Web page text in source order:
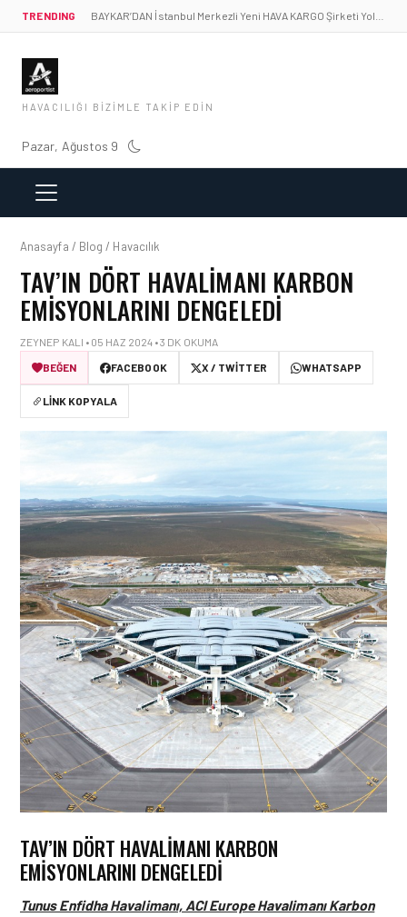
TRENDING
HAVACILIĞI BIZIMLE TAKIP EDIN
Pazar, Ağustos 9
Anasayfa / Blog / Havacılık
TAV’IN DÖRT HAVALIMANI KARBON
EMISYONLARINI DENGELEDI
ZEYNEP KALI • 05 HAZ 2024 • 3 DK OKUMA
BEĞEN
FACEBOOK X / TWITTER WHATSAPP
LINK KOPYALA
TAV’IN DÖRT HAVALIMANI KARBON
EMISYONLARINI DENGELEDI
Tunus Enfidha Havalimanı, ACI Europe Havalimanı Karbon